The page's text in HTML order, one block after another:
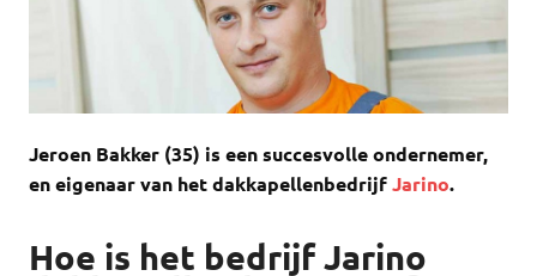
Jeroen Bakker (35) is een succesvolle ondernemer,
en eigenaar van het dakkapellenbedrijfJarino.
Hoe is het bedrijf Jarino